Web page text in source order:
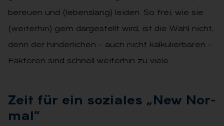
bereuen und (lebenslang) leiden. So frei, wie sie
(weiterhin) gern dargestellt wird, ist die Wahl nicht,
denn der hinderlichen – auch nicht kalkulierbaren –
Faktoren sind schnell weiterhin zu viele.
Zeit für ein so­zia­les „New Nor­
mal“